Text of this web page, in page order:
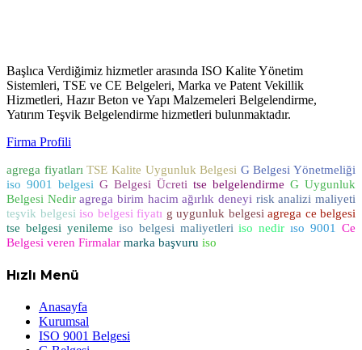
Başlıca Verdiğimiz hizmetler arasında ISO Kalite Yönetim
Sistemleri, TSE ve CE Belgeleri, Marka ve Patent Vekillik
Hizmetleri, Hazır Beton ve Yapı Malzemeleri Belgelendirme,
Yatırım Teşvik Belgelendirme hizmetleri bulunmaktadır.
Firma Profili
agrega fiyatları TSE Kalite Uygunluk Belgesi G Belgesi Yönetmeliği
iso 9001 belgesi G Belgesi Ücreti tse belgelendirme G Uygunluk
Belgesi Nedir agrega birim hacim ağırlık deneyi risk analizi maliyeti
teşvik belgesi iso belgesi fiyatı g uygunluk belgesi agrega ce belgesi
tse belgesi yenileme iso belgesi maliyetleri iso nedir ıso 9001 Ce
Belgesi veren Firmalar marka başvuru iso
Hızlı Menü
Anasayfa
Kurumsal
ISO 9001 Belgesi